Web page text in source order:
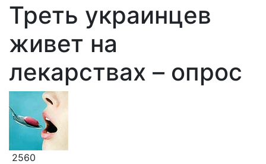
Треть украинцев
живет на
лекарствах – опрос
2560